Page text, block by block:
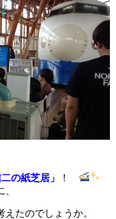
二の紙芝居」
！
たのでしょうか。